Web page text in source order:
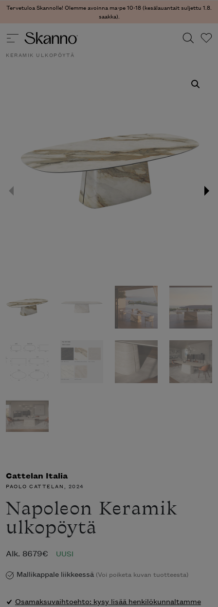
Tervetuloa Skannolle! Olemme avoinna ma-pe 10-18 (kesälauantait suljettu 1.8.
saakka).
KERAMIK ULKOPÖYTÄ
Cattelan Italia
PAOLO CATTELAN, 2024
Napoleon Keramik
ulkopöytä
Alk. 8679€
UUSI
Mallikappale liikkeessä (Voi poiketa kuvan tuotteesta)
Osamaksuvaihtoehto: kysy lisää henkilökunnaltamme